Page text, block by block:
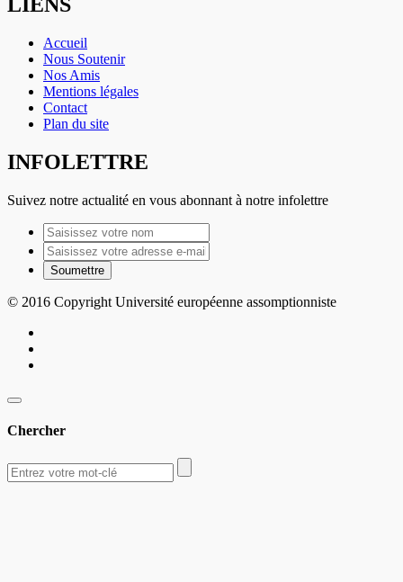
Accueil
Nous Soutenir
Nos Amis
Mentions légales
Contact
Plan du site
INFOLETTRE
Suivez notre actualité en vous abonnant à notre infolettre
© 2016 Copyright Université européenne assomptionniste
Chercher